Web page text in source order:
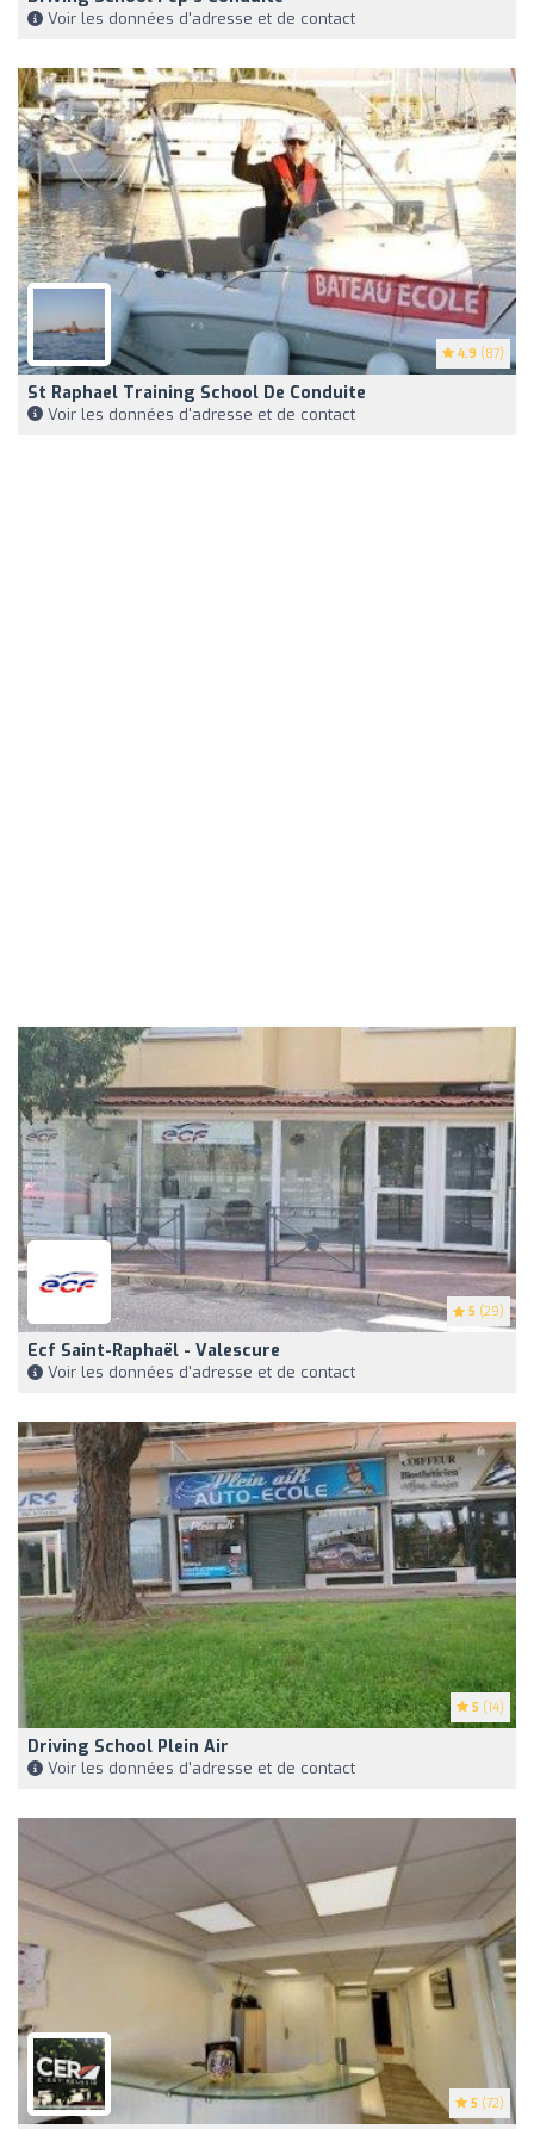
Voir les données d'adresse et de contact
4.9 (87)
St Raphael Training School De Conduite
Voir les données d'adresse et de contact
5 (29)
Ecf Saint-Raphaël - Valescure
Voir les données d'adresse et de contact
5 (14)
Driving School Plein Air
Voir les données d'adresse et de contact
5 (72)